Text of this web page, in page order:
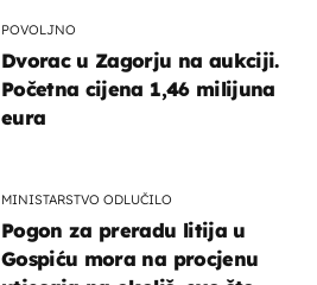
POVOLJNO
Dvorac u Zagorju na aukciji.
Početna cijena 1,46 milijuna
eura
MINISTARSTVO ODLUČILO
Pogon za preradu litija u
Gospiću mora na procjenu